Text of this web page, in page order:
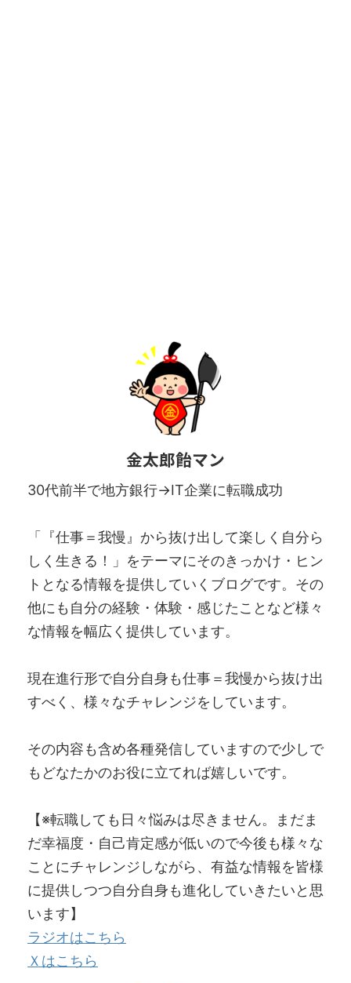
金太郎飴マン
30代前半で地方銀行→IT企業に転職成功
「『仕事＝我慢』から抜け出して楽しく自分ら
しく生きる！」をテーマにそのきっかけ・ヒン
トとなる情報を提供していくブログです。その
他にも自分の経験・体験・感じたことなど様々
な情報を幅広く提供しています。
現在進行形で自分自身も仕事＝我慢から抜け出
すべく、様々なチャレンジをしています。
その内容も含め各種発信していますので少しで
もどなたかのお役に立てれば嬉しいです。
【※転職しても日々悩みは尽きません。まだま
だ幸福度・自己肯定感が低いので今後も様々な
ことにチャレンジしながら、有益な情報を皆様
に提供しつつ自分自身も進化していきたいと思
います】
ラジオはこちら
Ｘはこちら